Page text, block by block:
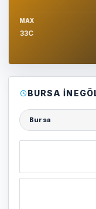
MAX
33C
BURSA
Şehir seçin